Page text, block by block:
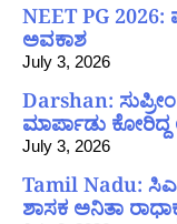
NEET PG 2026:
ಅವಕಾಶ
July 3, 2026
Darshan:
ಮಾರ್ಪಾಡು
July 3, 2026
Tamil Nadu:
ಶಾಸಕ ಅನಿತಾ